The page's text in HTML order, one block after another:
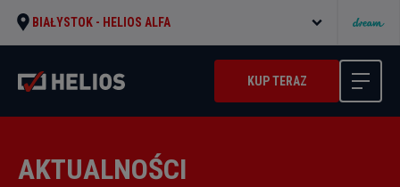
BIAŁYSTOK - HELIOS ALFA
KUP TERAZ
AKTUALNOŚCI